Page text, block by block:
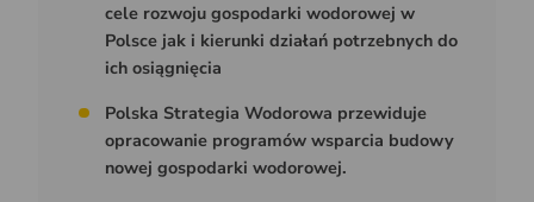
cele rozwoju gospodarki wodorowej w
Polsce jak i kierunki działań potrzebnych do
ich osiągnięcia
Polska Strategia Wodorowa przewiduje
opracowanie programów wsparcia budowy
nowej gospodarki wodorowej.